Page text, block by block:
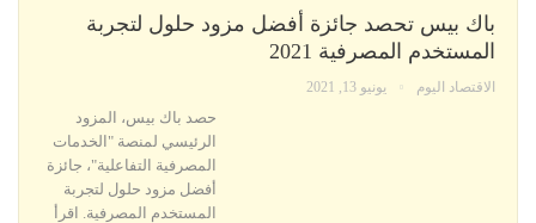
باك بيس تحصد جائزة أفضل مزود حلول لتجربة
المستخدم المصرفية 2021
الاقتصاد اليوم يونيو 13, 2021
حصد باك بيس، المزود
الرئيسي لمنصة "الخدمات
المصرفية التفاعلية"، جائزة
أفضل مزود حلول لتجربة
المستخدم المصرفية. اقرأ